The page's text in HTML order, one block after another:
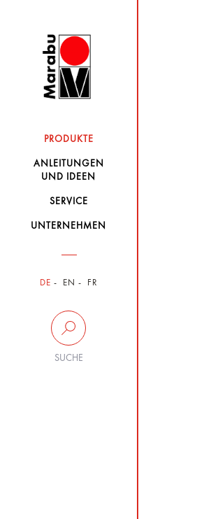
PRODUKTE
ANLEITUNGEN
UND IDEEN
SERVICE
UNTERNEHMEN
DE EN FR
SUCHE